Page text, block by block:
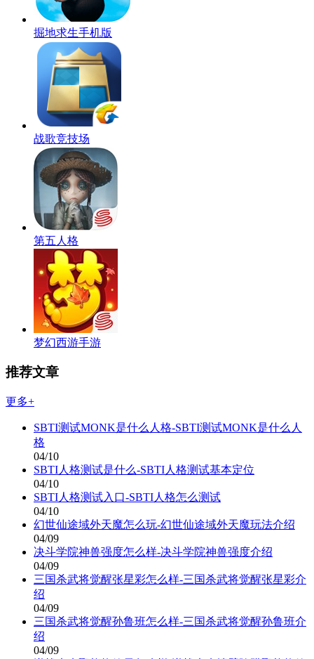
掘地求生手机版
战歌竞技场
第五人格
梦幻西游手游
推荐文章
更多+
SBTI测试MONK是什么人格-SBTI测试MONK是什么人
格
04/10
SBTI人格测试是什么-SBTI人格测试基本定位
04/10
SBTI人格测试入口-SBTI人格怎么测试
04/10
幻世仙途域外天魔怎么玩-幻世仙途域外天魔玩法介绍
04/09
决斗学院神兽强度怎么样-决斗学院神兽强度介绍
04/09
三国杀武将觉醒张星彩怎么样-三国杀武将觉醒张星彩介
绍
04/09
三国杀武将觉醒孙鲁班怎么样-三国杀武将觉醒孙鲁班介
绍
04/09